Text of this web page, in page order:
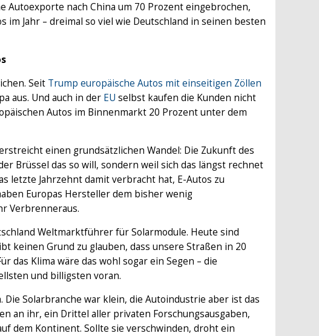
Autoexporte nach China um 70 Prozent eingebrochen,
Jahr – dreimal so viel wie Deutschland in seinen besten
Seit Trump europäische Autos mit einseitigen Zöllen
aus. Und auch in der EU selbst kaufen die Kunden nicht
Autos im Binnenmarkt 20 Prozent unter dem
einen grundsätzlichen Wandel: Die Zukunft des
Brüssel das so will, sondern weil sich das längst rechnet
letzte Jahrzehnt damit verbracht hat, E-Autos zu
Europas Hersteller dem bisher wenig
Verbrenneraus.
Weltmarktführer für Solarmodule. Heute sind
keinen Grund zu glauben, dass unsere Straßen in 20
das Klima wäre das wohl sogar ein Segen – die
und billigsten voran.
Solarbranche war klein, die Autoindustrie aber ist das
an ihr, ein Drittel aller privaten Forschungsausgaben,
dem Kontinent. Sollte sie verschwinden, droht ein